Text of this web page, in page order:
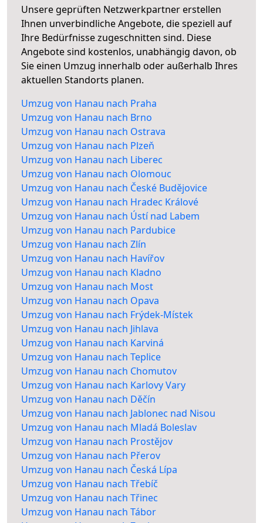
Unsere geprüften Netzwerkpartner erstellen
Ihnen unverbindliche Angebote, die speziell auf
Ihre Bedürfnisse zugeschnitten sind. Diese
Angebote sind kostenlos, unabhängig davon, ob
Sie einen Umzug innerhalb oder außerhalb Ihres
aktuellen Standorts planen.
Umzug von Hanau nach Praha
Umzug von Hanau nach Brno
Umzug von Hanau nach Ostrava
Umzug von Hanau nach Plzeň
Umzug von Hanau nach Liberec
Umzug von Hanau nach Olomouc
Umzug von Hanau nach České Budějovice
Umzug von Hanau nach Hradec Králové
Umzug von Hanau nach Ústí nad Labem
Umzug von Hanau nach Pardubice
Umzug von Hanau nach Zlín
Umzug von Hanau nach Havířov
Umzug von Hanau nach Kladno
Umzug von Hanau nach Most
Umzug von Hanau nach Opava
Umzug von Hanau nach Frýdek-Místek
Umzug von Hanau nach Jihlava
Umzug von Hanau nach Karviná
Umzug von Hanau nach Teplice
Umzug von Hanau nach Chomutov
Umzug von Hanau nach Karlovy Vary
Umzug von Hanau nach Děčín
Umzug von Hanau nach Jablonec nad Nisou
Umzug von Hanau nach Mladá Boleslav
Umzug von Hanau nach Prostějov
Umzug von Hanau nach Přerov
Umzug von Hanau nach Česká Lípa
Umzug von Hanau nach Třebíč
Umzug von Hanau nach Třinec
Umzug von Hanau nach Tábor